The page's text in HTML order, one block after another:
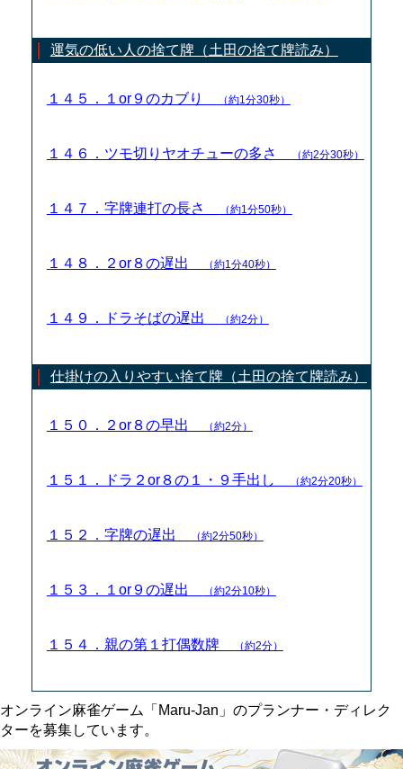
運気の低い人の捨て牌（土田の捨て牌読み）
１４５．１or９のカブり （約1分30秒）
１４６．ツモ切りヤオチューの多さ （約2分30秒）
１４７．字牌連打の長さ （約1分50秒）
１４８．２or８の遅出 （約1分40秒）
１４９．ドラそばの遅出 （約2分）
仕掛けの入りやすい捨て牌（土田の捨て牌読み）
１５０．２or８の早出 （約2分）
１５１．ドラ２or８の１・９手出し （約2分20秒）
１５２．字牌の遅出 （約2分50秒）
１５３．１or９の遅出 （約2分10秒）
１５４．親の第１打偶数牌 （約2分）
オンライン麻雀ゲーム「Maru-Jan」のプランナー・ディレク
ターを募集しています。